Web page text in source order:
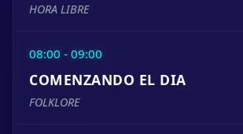
HORA LIBRE
08:00 - 09:00
COMENZANDO EL DIA
FOLKLORE